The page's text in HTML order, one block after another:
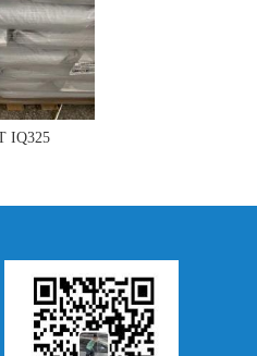
IQ325